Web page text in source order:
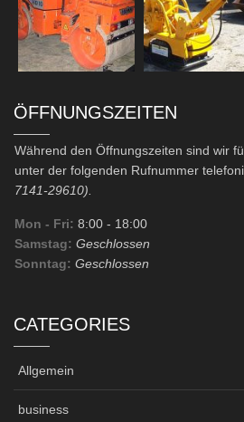
ÖFFNUNGSZEITEN
Während den Öffnungszeiten sind wir
unter der folgenden Rufnummer
7141-29610).
Mon - Fri: 8:00 - 18:00
Samstag: Geschlossen
Sonntag: Geschlossen
CATEGORIES
Allgemein
business